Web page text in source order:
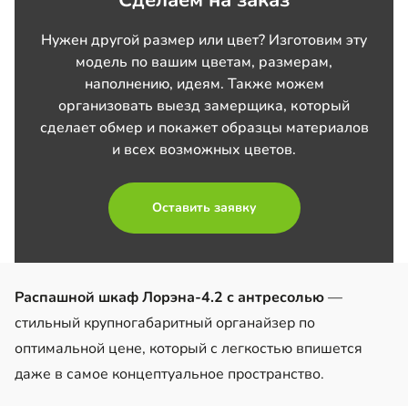
Нужен другой размер или цвет? Изготовим эту
модель по вашим цветам, размерам,
наполнению, идеям. Также можем
организовать выезд замерщика, который
сделает обмер и покажет образцы материалов
и всех возможных цветов.
Оставить заявку
Распашной шкаф Лорэна-4.2 с антресолью—
стильный крупногабаритный органайзер по
оптимальной цене, который с легкостью впишется
даже в самое концептуальное пространство.